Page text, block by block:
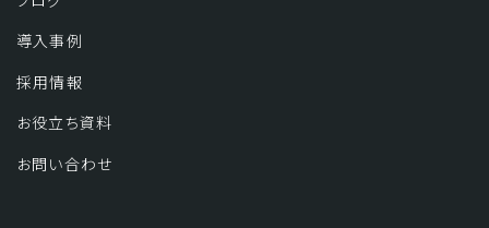
導入事例
採用情報
お役立ち資料
お問い合わせ